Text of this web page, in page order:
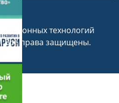
технологий
. Все права защищены.